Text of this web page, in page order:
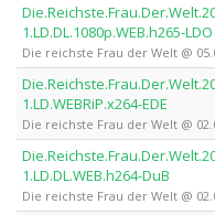
1.LD.DL.1080p.WEB.h265-LDO
Die reichste Frau der Welt @
1.LD.WEBRiP.x264-EDE
Die reichste Frau der Welt @
1.LD.DL.WEB.h264-DuB
Die reichste Frau der Welt @